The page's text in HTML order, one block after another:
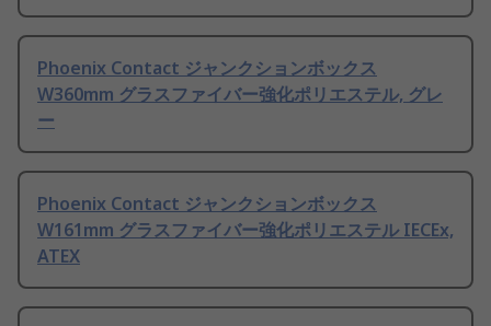
Phoenix Contact ジャンクションボックス
W360mm グラスファイバー強化ポリエステル, グレ
ー
Phoenix Contact ジャンクションボックス
W161mm グラスファイバー強化ポリエステル IECEx,
ATEX